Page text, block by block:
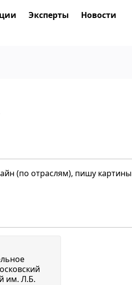
Эксперты
Новости
(по отраслям), пишу картины
им. Л.Б.